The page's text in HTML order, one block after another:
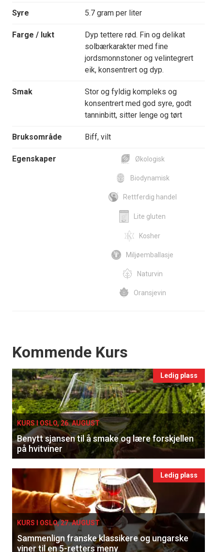
Syre 5.7 gram per liter
Farge / lukt
Dyp tettere rød. Fin og delikat
solbærkarakter med fine
jordsmonnstoner og velintegrert
eik, konsentrert og dyp.
Smak
Stor og fyldig kompleks og
konsentrert med god syre, godt
tanninbitt, sitter lenge og tørt
Bruksområde Biff, vilt
Egenskaper Økologisk
Biodynamisk
Rettferdig handel
Lite gluten
Kosher
Miljøemballasje
Naturvin
Oransjevin
Events
Kommende Kurs
Ledig plass
KURS I OSLO, 26. AUGUST
Benytt sjansen til å smake og lære forskjellen
på hvitviner
Ledig plass
KURS I OSLO, 27. AUGUST
Sammenlign franske klassikere og ungarske
viner til en 5-retters meny